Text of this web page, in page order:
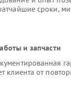
сроки,
и запчасти
клиента от